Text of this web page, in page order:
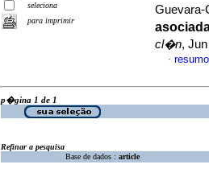
seleciona
para imprimir
cl�n,
·
p�gina 1 de 1
Refinar a pesquisa
Base de dados : article